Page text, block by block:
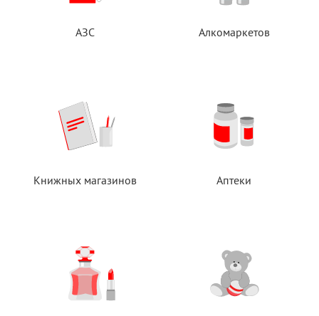
АЗС Алкомаркетов
Книжных магазинов Аптеки